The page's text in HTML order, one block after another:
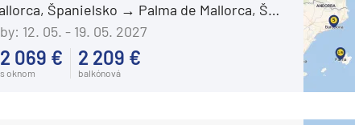
Carnival Legend
Španielsko
Palma de Mallorca, Španielsko
12. 05. - 19. 05. 2027
2 069 €
s oknom
2 209 €
balkónová